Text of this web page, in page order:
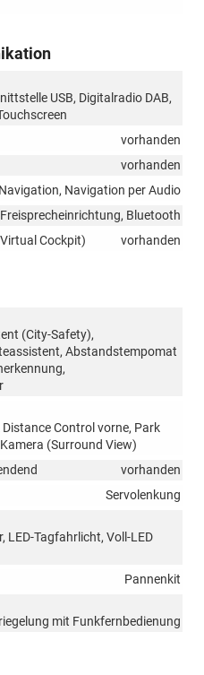
USB, Digitalradio DAB,
vorhanden
vorhanden
Navigation, Navigation per Audio
Freisprecheinrichtung, Bluetooth
Cockpit)
vorhanden
(City-Safety),
Abstandstempomat
Control vorne, Park
(Surround View)
vorhanden
Servolenkung
LED-Tagfahrlicht, Voll-LED
Pannenkit
mit Funkfernbedienung